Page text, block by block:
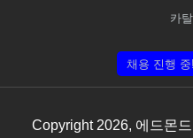
카
채용 진행 중!
Copyright 2026, 에드몬